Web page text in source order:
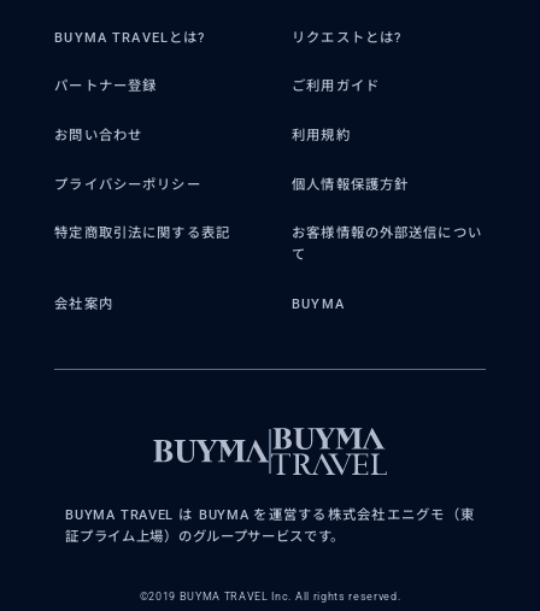
BUYMA TRAVELとは? リクエストとは?
パートナー登録 ご利用ガイド
お問い合わせ 利用規約
プライバシーポリシー 個人情報保護方針
特定商取引法に関する表記
お客様情報の外部送信につい
て
会社案内 BUYMA
BUYMA TRAVEL は BUYMA を運営する株式会社エニグモ（東
証プライム上場）のグループサービスです。
©2019 BUYMA TRAVEL Inc. All rights reserved.